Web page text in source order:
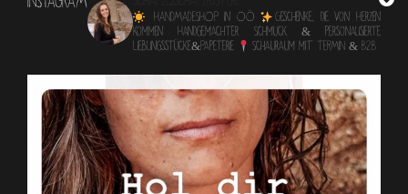
HANDMADESHOP in OÖ
Geschenke, die von Herzen
kommen Handgemachter Schmuck & personalisierte
Lieblingsstücke&Papeterie
Schauraum mit TERMIN & B2B